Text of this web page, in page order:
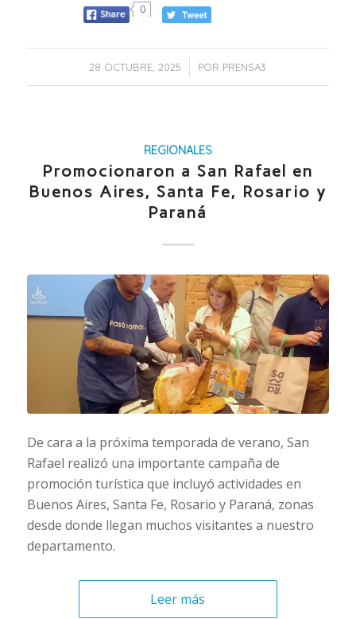
0
28 OCTUBRE, 2025
/ POR PRENSA3
REGIONALES
Promocionaron a San Rafael en
Buenos Aires, Santa Fe, Rosario y
Paraná
De cara a la próxima temporada de verano, San
Rafael realizó una importante campaña de
promoción turística que incluyó actividades en
Buenos Aires, Santa Fe, Rosario y Paraná, zonas
desde donde llegan muchos visitantes a nuestro
departamento.
Leer más